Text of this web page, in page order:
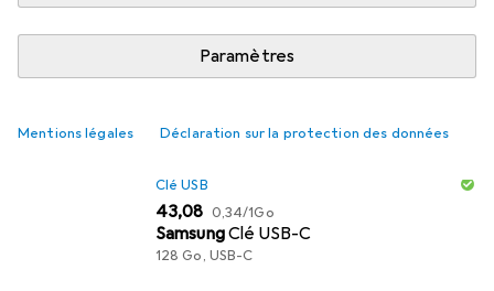
Paramètres
Mentions légales Déclaration sur la protection des données
pourquoi j'ai acheté une petite boucle.
Clé USB
EUR
43,08 EUR
0,34/1Go
SamsungClé USB-C
128 Go, USB-C